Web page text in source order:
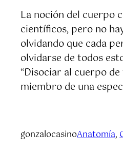
La noción del cuerpo
científicos, pero no
olvidando que cada
olvidarse de todos
“Disociar al cuerpo
miembro de una
gonzalocasinoAnatomía,